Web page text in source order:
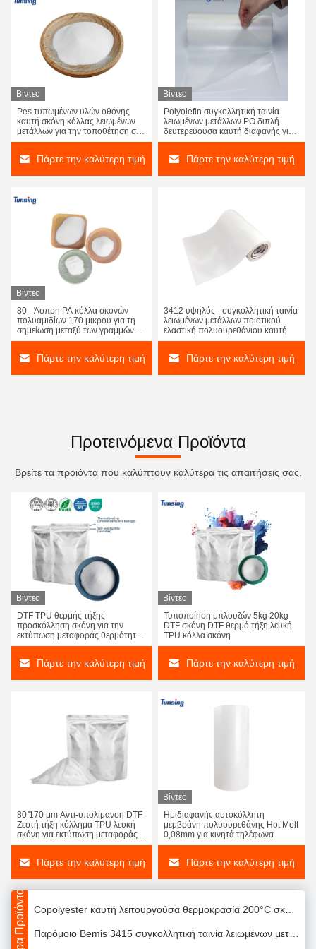
Βίντεο
Pes τυπωμένων υλών οθόνης
καυτή σκόνη κόλλας λειωμένων
μετάλλων για την τοποθέτηση σε
στρώματα του υφάσματος
Πάρτε την καλύτερη τιμή
Βίντεο
Polyolefin συγκολλητική ταινία
λειωμένων μετάλλων PO διπλή
δευτερεύουσα καυτή διαφανής για
τα μπαλώματα κεντητικής
Πάρτε την καλύτερη τιμή
Βίντεο
80 - Άσπρη PA κόλλα σκονών
πολυαμιδίων 170 μικρού για τη
σημείωση μεταξύ των γραμμών
του κειμένου
Πάρτε την καλύτερη τιμή
3412 υψηλός - συγκολλητική ταινία
λειωμένων μετάλλων ποιοτικού
ελαστική πολυουρεθάνιου καυτή
Πάρτε την καλύτερη τιμή
Προτεινόμενα Προϊόντα
Βρείτε τα προϊόντα που καλύπτουν καλύτερα τις απαιτήσεις σας.
Βίντεο
DTF TPU θερμής τήξης
προσκόλληση σκόνη για την
εκτύπωση μεταφοράς θερμότητας
με μαλακή και ευέλικτη αίσθηση,
προσκόλληση
Πάρτε την καλύτερη τιμή
Βίντεο
Τυποποίηση μπλουζών 5kg 20kg
DTF σκόνη DTF θερμό τήξη λευκή
TPU κόλλα σκόνη
Πάρτε την καλύτερη τιμή
80 ̊170 μm Αντι-υπολίμανση DTF
Ζεστή τήξη κόλλημα TPU λευκή
σκόνη για εκτύπωση μεταφοράς
θερμότητας
Πάρτε την καλύτερη τιμή
Βίντεο
Ημιδιαφανής αυτοκόλλητη
μεμβράνη πολυουρεθάνης Hot Melt
0,08mm για κινητά τηλέφωνα
Πάρτε την καλύτερη τιμή
Υψηλά συνδέοντας καυτά συγκολλητικά φύλλα λειωμένων μετάλλων, νάυλον ύφασμα/ταινία κόλλας λειωμένων μετάλλων Adhesivehot μετάλλων
Συγκολλητική ταινία λειωμένων μετάλλων TPU καυτή για συγκολλητική ταινία λειωμένων μετάλλων υφάσματος την καυτή
Συνδέοντας νάυλον φύλλα κόλλας λειωμένων μετάλλων βαμβακιού καυτά, συγκολλητική πλαστική ταινία πλάτους PA 500mm